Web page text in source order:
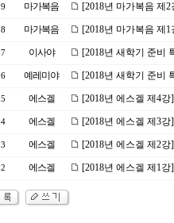
마가복음 [2018년 마가복음 제
마가복음 [2018년 마가복음 제
이사야 [2018년 새학기 준비
예레미야 [2018년 새학기 준비
에스겔 [2018년 에스겔 제4
에스겔 [2018년 에스겔 제3
에스겔 [2018년 에스겔 제2
에스겔 [2018년 에스겔 제1